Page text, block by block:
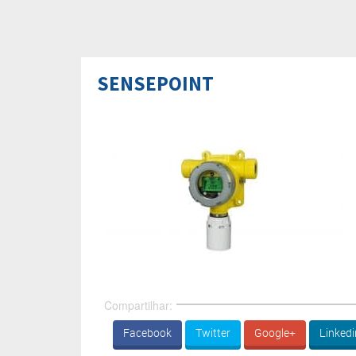
SENSEPOINT
Compartilhar:
Facebook Twitter Google+